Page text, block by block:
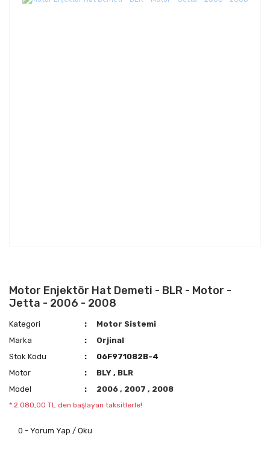
Motor Enjektör Hat Demeti - BLR - Motor -
Jetta - 2006 - 2008
Kategori
Motor Sistemi
Marka
Orjinal
Stok Kodu
06F971082B-4
Motor
BLY, BLR
Model
2006, 2007, 2008
* 2.080,00 TL den başlayan taksitlerle!
0 - Yorum Yap / Oku